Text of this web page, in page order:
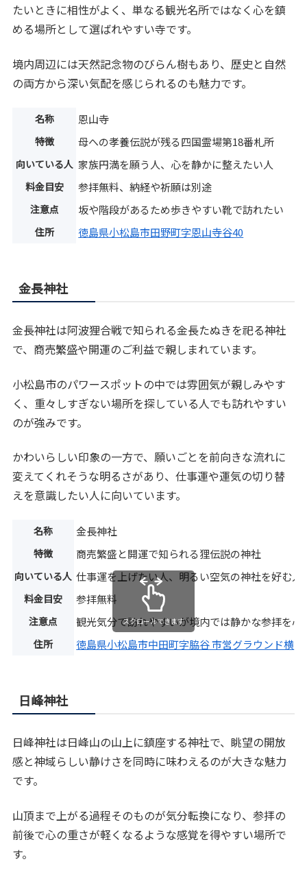
たいときに相性がよく、単なる観光名所ではなく心を鎮
める場所として選ばれやすい寺です。
境内周辺には天然記念物のびらん樹もあり、歴史と自然
の両方から深い気配を感じられるのも魅力です。
名称 恩山寺
特徴 母への孝養伝説が残る四国霊場第18番札所
向いている人 家族円満を願う人、心を静かに整えたい人
料金目安 参拝無料、納経や祈願は別途
注意点 坂や階段があるため歩きやすい靴で訪れたい
住所 徳島県小松島市田野町字恩山寺谷40
金長神社
金長神社は阿波狸合戦で知られる金長たぬきを祀る神社
で、商売繁盛や開運のご利益で親しまれています。
小松島市のパワースポットの中では雰囲気が親しみやす
く、重々しすぎない場所を探している人でも訪れやすい
のが強みです。
かわいらしい印象の一方で、願いごとを前向きな流れに
変えてくれそうな明るさがあり、仕事運や運気の切り替
えを意識したい人に向いています。
名称 金長神社
特徴 商売繁盛と開運で知られる狸伝説の神社
向いている人 仕事運を上げたい人、明るい空気の神社を好む人
料金目安 参拝無料
注意点 観光気分で訪れやすいが境内では静かな参拝を心
住所 徳島県小松島市中田町字脇谷 市営グラウンド横
スクロールできます
日峰神社
日峰神社は日峰山の山上に鎮座する神社で、眺望の開放
感と神域らしい静けさを同時に味わえるのが大きな魅力
です。
山頂まで上がる過程そのものが気分転換になり、参拝の
前後で心の重さが軽くなるような感覚を得やすい場所で
す。